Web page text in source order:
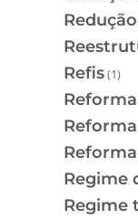
Refis(1)
Regime
Regime